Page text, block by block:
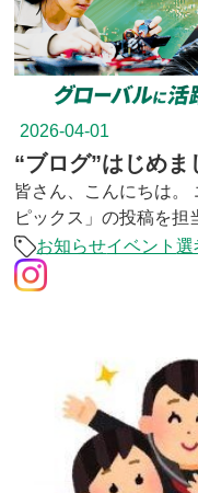
2026-04-01
“ブログ”はじめま
皆さん、こんにちは。
ピックス」の投稿を担
お知らせイベント選